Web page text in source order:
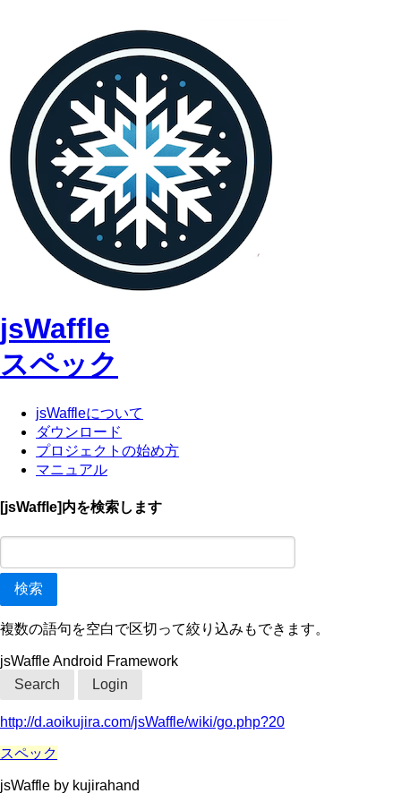
jsWaffle
スペック
jsWaffleについて
ダウンロード
プロジェクトの始め方
マニュアル
[jsWaffle]内を検索します
複数の語句を空白で区切って絞り込みもできます。
jsWaffle Android Framework
Search
Login
http://d.aoikujira.com/jsWaffle/wiki/go.php?20
スペック
jsWaffle by kujirahand